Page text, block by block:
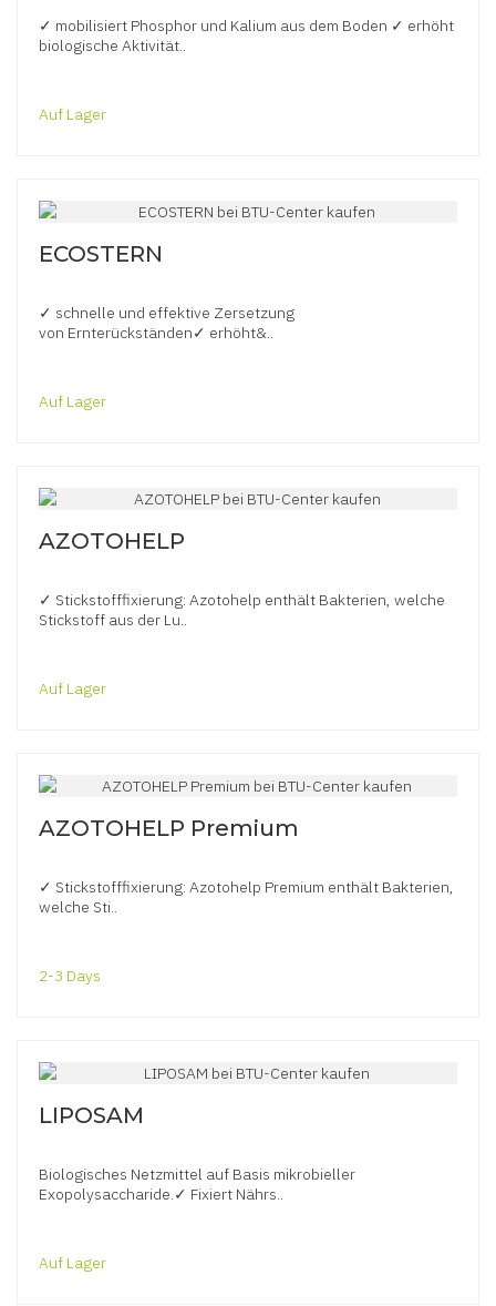
✓ mobilisiert Phosphor und Kalium aus dem Boden ✓ erhöht
biologische Aktivität..
Auf Lager
ECOSTERN
✓ schnelle und effektive Zersetzung
von Ernterückständen✓ erhöht&..
Auf Lager
AZOTOHELP
✓ Stickstofffixierung: Azotohelp enthält Bakterien, welche
Stickstoff aus der Lu..
Auf Lager
AZOTOHELP Premium
✓ Stickstofffixierung: Azotohelp Premium enthält Bakterien,
welche Sti..
2-3 Days
LIPOSAM
Biologisches Netzmittel auf Basis mikrobieller
Exopolysaccharide.✓ Fixiert Nährs..
Auf Lager